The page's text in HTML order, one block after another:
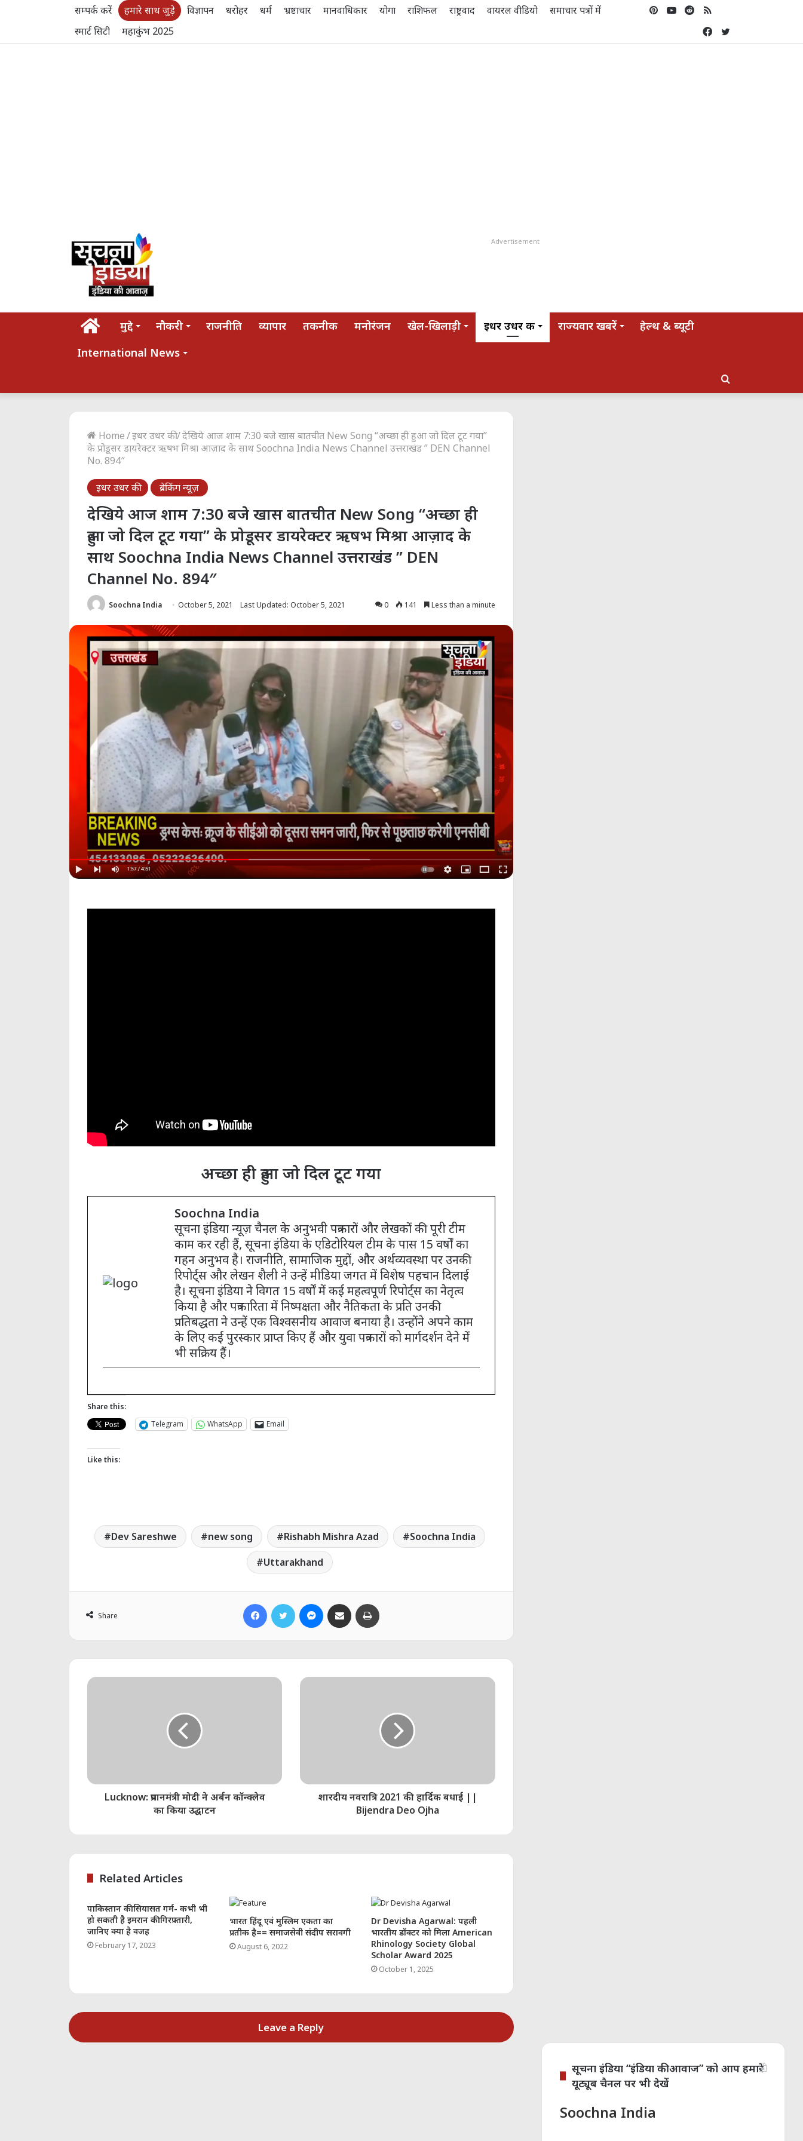
सम्पर्क करें हमारे साथ जुड़े विज्ञापन धरोहर धर्म भ्रष्टाचार मानवाधिकार योगा राशिफल राष्ट्रवाद वायरल वीडियो
समाचार पत्रों में
स्मार्ट सिटी
महाकुंभ 2025
RSS
Reddit
YouTube
Pinterest
Twitter
Facebook
Advertisement
होम मुद्दे नौकरी राजनीति व्यापार तकनीक मनोरंजन खेल-खिलाड़ी इधर उधर की राज्यवार खबरें
हेल्थ & ब्यूटी
International News
Search
Home/इधर उधर की/देखिये आज शाम 7:30 बजे खास बातचीत New Song “अच्छा ही हुआ जो दिल टूट गया”
के प्रोडूसर डायरेक्टर ऋषभ मिश्रा आज़ाद के साथ Soochna India News Channel उत्तराखंड ” DEN Channel
No. 894″
इधर उधर की ब्रेकिंग न्यूज़
देखिये आज शाम 7:30 बजे खास बातचीत New Song “अच्छा ही
हुआ जो दिल टूट गया” के प्रोडूसर डायरेक्टर ऋषभ मिश्रा आज़ाद के
साथ Soochna India News Channel उत्तराखंड ” DEN
Channel No. 894″
Soochna India October 5, 2021 Last Updated: October 5, 2021 0 141 Less than a minute
अच्छा ही हुआ जो दिल टूट गया
Soochna India
सूचना इंडिया न्यूज़ चैनल के अनुभवी पत्रकारों और लेखकों की पूरी टीम
काम कर रही हैं, सूचना इंडिया के एडिटोरियल टीम के पास 15 वर्षों का
गहन अनुभव है। राजनीति, सामाजिक मुद्दों, और अर्थव्यवस्था पर उनकी
रिपोर्ट्स और लेखन शैली ने उन्हें मीडिया जगत में विशेष पहचान दिलाई
है। सूचना इंडिया ने विगत 15 वर्षों में कई महत्वपूर्ण रिपोर्ट्स का नेतृत्व
किया है और पत्रकारिता में निष्पक्षता और नैतिकता के प्रति उनकी
प्रतिबद्धता ने उन्हें एक विश्वसनीय आवाज बनाया है। उन्होंने अपने काम
के लिए कई पुरस्कार प्राप्त किए हैं और युवा पत्रकारों को मार्गदर्शन देने में
भी सक्रिय हैं।
Share this:
Telegram
WhatsApp Email
Like this:
Dev Sareshwe new song Rishabh Mishra Azad
Soochna India
Uttarakhand
Share
Facebook Twitter Messenger
Share via Email
Lucknow: प्रधानमंत्री मोदी ने अर्बन कॉन्क्लेव
का किया उद्घाटन
शारदीय नवरात्रि 2021 की हार्दिक बधाई ||
Bijendra Deo Ojha
Related Articles
पाकिस्तान की सियासत गर्म- कभी भी
हो सकती है इमरान की गिरफ़्तारी,
जानिए क्या है वजह
February 17, 2023
भारत हिंदू एवं मुस्लिम एकता का
प्रतीक है== समाजसेवी संदीप सरावगी
August 6, 2022
Dr Devisha Agarwal: पहली
भारतीय डॉक्टर को मिला American
Rhinology Society Global
Scholar Award 2025
October 1, 2025
Leave a Reply
सूचना इंडिया “इंडिया की आवाज” को आप हमारे
यूट्यूब चैनल पर भी देखें
Soochna India